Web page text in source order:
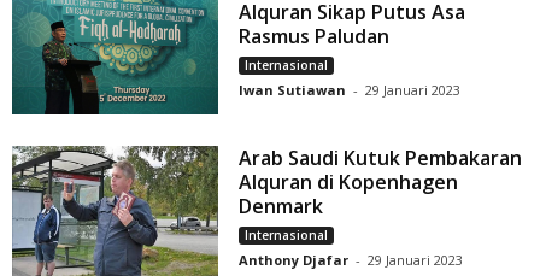
Alquran Sikap Putus Asa
Rasmus Paludan
Internasional
Iwan Sutiawan - 29 Januari 2023
Arab Saudi Kutuk Pembakaran
Alquran di Kopenhagen
Denmark
Internasional
Anthony Djafar - 29 Januari 2023